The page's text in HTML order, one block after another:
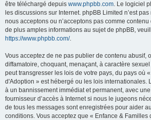
être téléchargé depuis www.phpbb.com. Le logiciel
les discussions sur Internet. phpBB Limited n’est
nous acceptons ou n’acceptons pas comme
de plus amples informations au sujet de phpBB,
https://www.phpbb.com/.
Vous acceptez de ne pas publier de contenu abusif,
diffamatoire, choquant, menaçant, à caractère
peut transgresser les lois de votre pays, du pays où
d'Adoption » est hébergé ou les lois internationales.
à un bannissement immédiat et permanent, avec
fournisseur d’accès à Internet si nous le jugeons
de tous les messages sont enregistrées pour aider
conditions. Vous acceptez que « Enfance & Familles